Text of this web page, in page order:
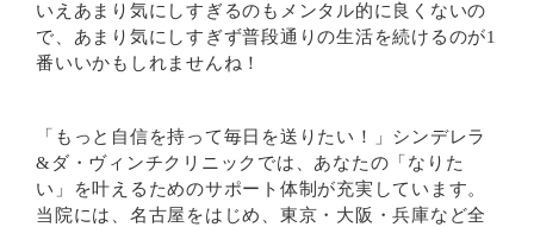
いえあまり気にしすぎるのもメンタル的に良くないの
で、あまり気にしすぎず普段通りの生活を続けるのが1
番いいかもしれませんね！
「もっと自信を持って毎日を送りたい！」シンデレラ
&ダ・ヴィンチクリニックでは、あなたの「なりた
い」を叶えるためのサポート体制が充実しています。
当院には、名古屋をはじめ、東京・大阪・兵庫など全